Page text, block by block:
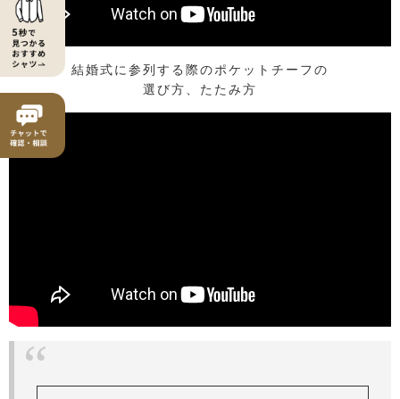
結婚式に参列する際のポケットチーフの
選び方、たたみ方